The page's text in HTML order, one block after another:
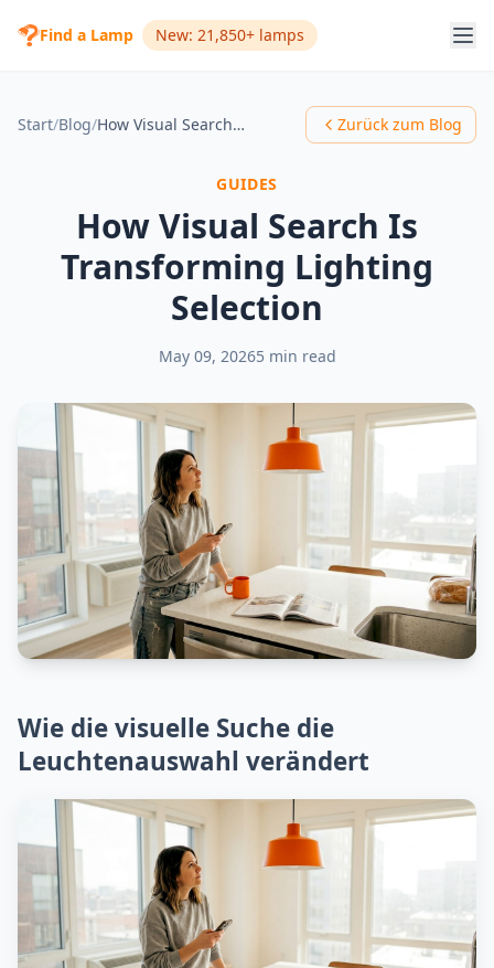
Find a Lamp New: 21,850+ lamps
Start/Blog/ How Visual Search Is Transforming Lighting Selection Zurück zum Blog
GUIDES
How Visual Search Is
Transforming Lighting
Selection
May 09, 20265 min read
Wie die visuelle Suche die
Leuchtenauswahl verändert